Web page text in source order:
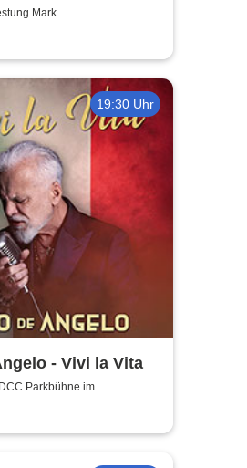
Mark
19:30 Uhr
- Vivi la Vita
Parkbühne im